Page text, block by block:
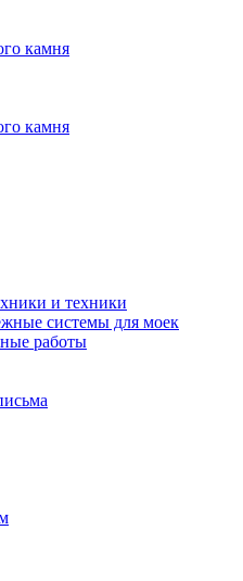
камня
камня
и техники
системы для моек
работы